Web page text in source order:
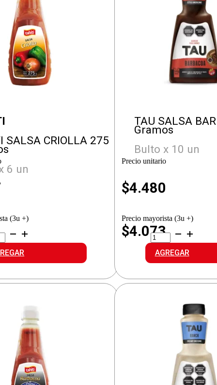
SALSA CRIOLLA 275
6 un
(3u +)
TAU SALSA
Gramos
Bulto x 10 un
Precio unitario
$4.480
Precio mayorista (3u +)
$4.073
TAU
SALSA
BARBACOA
cantidad
AGREGAR